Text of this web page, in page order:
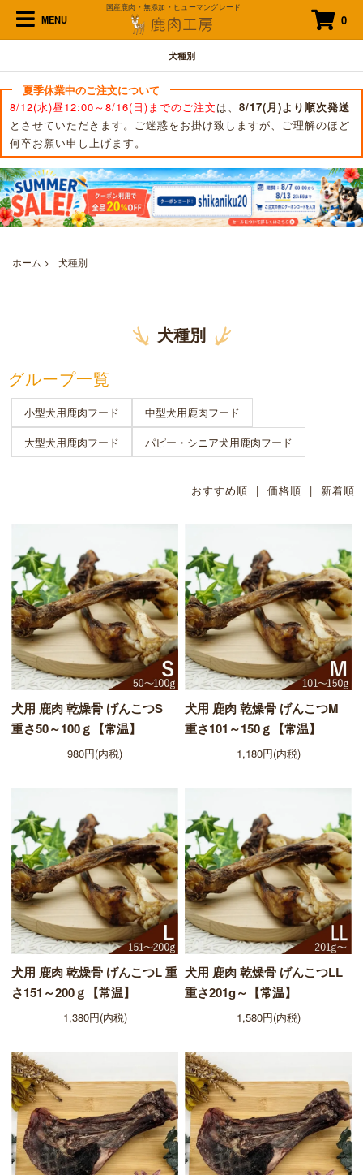
MENU
国産鹿肉・無添加・ヒューマングレード
0
犬種別
夏季休業中のご注文について
8/12(水)昼12:00～8/16(日)までのご注文は、 8/17(月)より順次発送
とさせていただきます。ご迷惑をお掛け致しますが、ご理解のほど
何卒お願い申し上げます。
ホーム > 犬種別
犬種別
グループ一覧
小型犬用鹿肉フード
中型犬用鹿肉フード
大型犬用鹿肉フード
パピー・シニア犬用鹿肉フード
おすすめ順 | 価格順 | 新着順
犬用 鹿肉 乾燥骨 げんこつS
重さ50～100ｇ【常温】
980円(内税)
犬用 鹿肉 乾燥骨 げんこつM
重さ101～150ｇ【常温】
1,180円(内税)
犬用 鹿肉 乾燥骨 げんこつL 重
さ151～200ｇ【常温】
1,380円(内税)
犬用 鹿肉 乾燥骨 げんこつLL
重さ201g～【常温】
1,580円(内税)